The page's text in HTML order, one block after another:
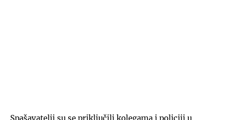
Spašavatelji su se priključili kolegama i policiji u